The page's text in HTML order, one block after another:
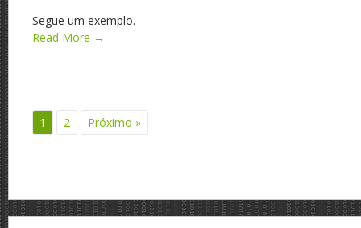
Segue um exemplo.
Read More →
1 2 Próximo »